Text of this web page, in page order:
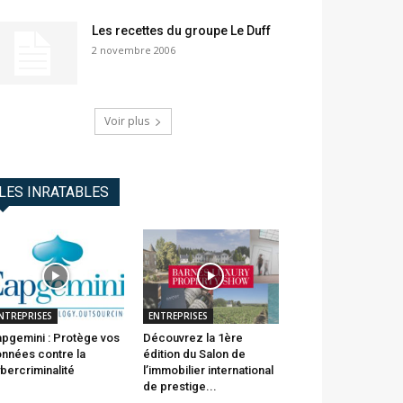
Les recettes du groupe Le Duff
2 novembre 2006
Voir plus
LES INRATABLES
: Protège vos
contre la
ENTREPRISES
Découvrez la 1ère
édition du Salon de
l’immobilier international
de prestige...